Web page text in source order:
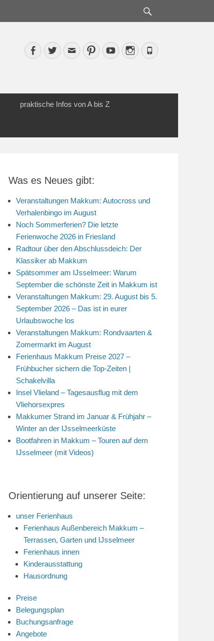
Facebook
TwitterEmailPinterestYouTubeInstagram
Phone
praktische Infos von A bis Z
Was es Neues gibt:
Veranstaltungen Makkum: Autocross und
Verhalenbingo im August
Noch Sommerferien? Die letzte
Ferienwoche 2026 in Friesland
Radtour über den Abschlussdeich: Der
Klassiker ab Makkum
Spätsommer am IJsselmeer: Warum
September die schönste Zeit in Makkum ist
Veranstaltungen Makkum: 29. August bis 5.
September 2026 – Das ist in eurer
Urlaubswoche los
Veranstaltungen Makkum: Rondvaarten &
Zomermarkt im August
Ferienhaus Makkum Preise 2027 –
Frühbucher sichern die Top-Zeiten |
Schakelvilla
Insel Vlieland – Tagesausflug mit dem
Vliehorsexpres
Makkumer Strand im Januar & Frühjahr –
Winter an der IJsselmeerküste
Bootfahren in Makkum – Touren auf dem
IJsselmeer (mit Videos)
Orientierung auf unserer Seite:
unser Ferienhaus
Ferienhaus Außenbereich Makkum –
Terrassen, Garten und IJsselmeer
Ferienhaus innen
Kinderausstattung
Hausordnung
Preise
Belegungsplan
Buchungsanfrage
Angebote